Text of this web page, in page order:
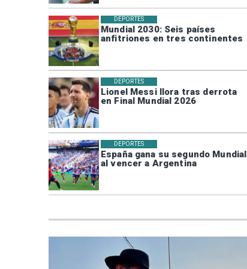
Mundial 2030: Seis países
anfitriones en tres continentes
DEPORTES
Lionel Messi llora tras derrota
en Final Mundial 2026
DEPORTES
España gana su segundo Mundial
al vencer a Argentina
DEPORTES